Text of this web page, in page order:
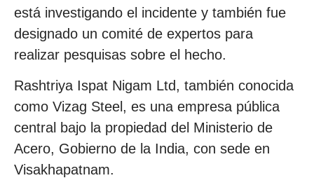
está investigando el incidente y también fue
designado un comité de expertos para
realizar pesquisas sobre el hecho.
Rashtriya Ispat Nigam Ltd, también conocida
como Vizag Steel, es una empresa pública
central bajo la propiedad del Ministerio de
Acero, Gobierno de la India, con sede en
Visakhapatnam.